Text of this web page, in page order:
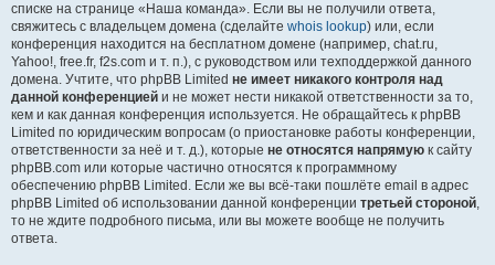
списке на странице «Наша команда». Если вы не получили ответа,
свяжитесь с владельцем домена (сделайте whois lookup) или, если
конференция находится на бесплатном домене (например, chat.ru,
Yahoo!, free.fr, f2s.com и т. п.), с руководством или техподдержкой данного
домена. Учтите, что phpBB Limited не имеет никакого контроля над
данной конференцией и не может нести никакой ответственности за то,
кем и как данная конференция используется. Не обращайтесь к phpBB
Limited по юридическим вопросам (о приостановке работы конференции,
ответственности за неё и т. д.), которые не относятся напрямую к сайту
phpBB.com или которые частично относятся к программному
обеспечению phpBB Limited. Если же вы всё-таки пошлёте email в адрес
phpBB Limited об использовании данной конференции третьей стороной,
то не ждите подробного письма, или вы можете вообще не получить
ответа.